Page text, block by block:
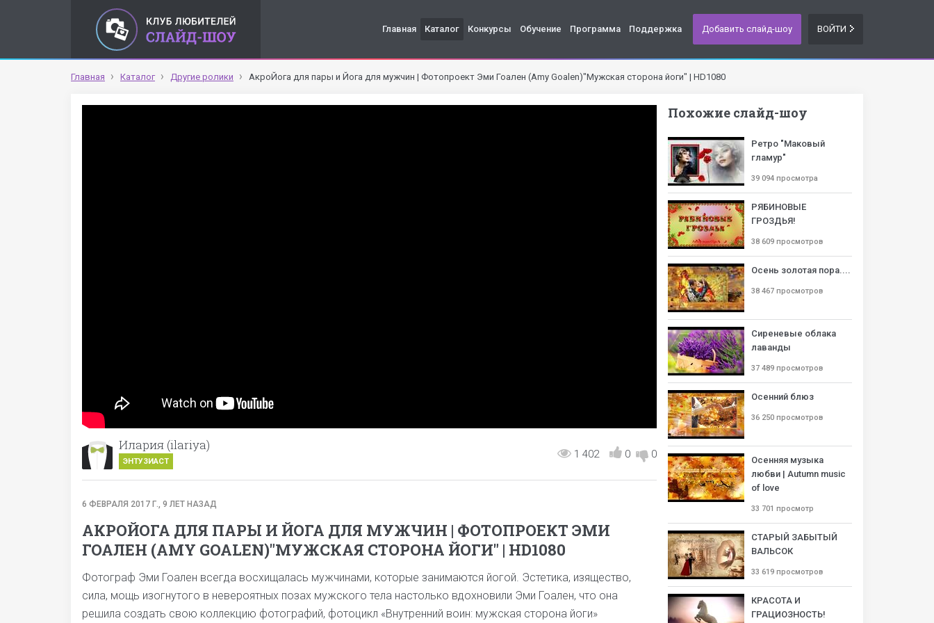
Главная Каталог Конкурсы Обучение Программа Поддержка Добавить слайд-шоу ВОЙТИ
Главная Каталог Другие ролики АкроЙога для пары и Йога для мужчин | Фотопроект Эми Гоален (Amy Goalen)"Мужская сторона йоги" | HD1080
Илария (ilariya)
ЭНТУЗИАСТ
1 402 0 0
6 ФЕВРАЛЯ 2017 Г., 9 ЛЕТ НАЗАД
АКРОЙОГА ДЛЯ ПАРЫ И ЙОГА ДЛЯ МУЖЧИН | ФОТОПРОЕКТ ЭМИ
ГОАЛЕН (AMY GOALEN)"МУЖСКАЯ СТОРОНА ЙОГИ" | HD1080
Фотограф Эми Гоален всегда восхищалась мужчинами, которые занимаются йогой. Эстетика, изящество,
сила, мощь изогнутого в невероятных позах мужского тела настолько вдохновили Эми Гоален, что она
решила создать свою коллекцию фотографий, фотоцикл «Внутренний воин: мужская сторона йоги»
Похожие слайд-шоу
Ретро "Маковый
гламур"
39 094 просмотра
РЯБИНОВЫЕ
ГРОЗДЬЯ!
38 609 просмотров
Осень золотая пора....
38 467 просмотров
Сиреневые облака
лаванды
37 489 просмотров
Осенний блюз
36 250 просмотров
Осенняя музыка
любви | Autumn music
of love
33 701 просмотр
СТАРЫЙ ЗАБЫТЫЙ
ВАЛЬСОК
33 619 просмотров
КРАСОТА И
ГРАЦИОЗНОСТЬ!